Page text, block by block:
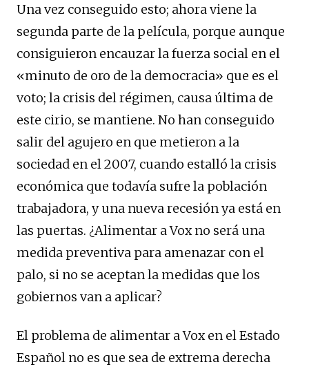
Una vez conseguido esto; ahora viene la
segunda parte de la película, porque aunque
consiguieron encauzar la fuerza social en el
«minuto de oro de la democracia» que es el
voto; la crisis del régimen, causa última de
este cirio, se mantiene. No han conseguido
salir del agujero en que metieron a la
sociedad en el 2007, cuando estalló la crisis
económica que todavía sufre la población
trabajadora, y una nueva recesión ya está en
las puertas. ¿Alimentar aVoxno será una
medida preventiva para amenazar con el
palo, si no se aceptan la medidas que los
gobiernos van a aplicar?
El problema de alimentar aVoxen el Estado
Español no es que sea de extrema derecha